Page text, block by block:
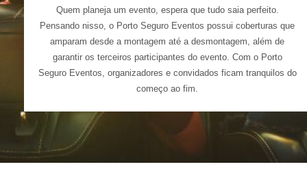
Quem planeja um evento, espera que tudo saia perfeito.
Pensando nisso, o Porto Seguro Eventos possui coberturas que
amparam desde a montagem até a desmontagem, além de
garantir os terceiros participantes do evento. Com o Porto
Seguro Eventos, organizadores e convidados ficam tranquilos do
começo ao fim.